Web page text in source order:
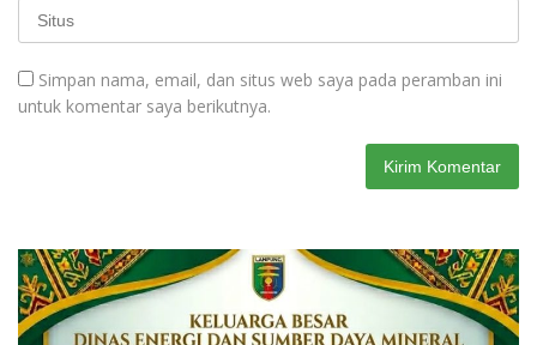
Simpan nama, email, dan situs web saya pada peramban ini
untuk komentar saya berikutnya.